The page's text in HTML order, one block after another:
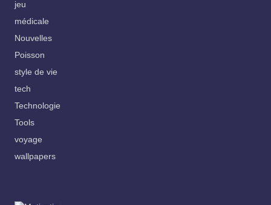
jeu
médicale
Nouvelles
Poisson
style de vie
tech
Technologie
Tools
voyage
wallpapers